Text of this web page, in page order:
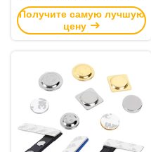
булава с бабочкой
сцепление для легкой
Получите самую лучшую
цену